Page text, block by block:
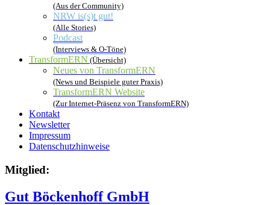
(Aus der Community)
NRW is(s)t gut!
(Alle Stories)
Podcast
(Interviews & O-Töne)
TransformERN (Übersicht)
Neues von TransformERN
(News und Beispiele guter Praxis)
TransformERN Website
(Zur Internet-Präsenz von TransformERN)
Kontakt
Newsletter
Impressum
Datenschutzhinweise
Mitglied:
Gut Böckenhoff GmbH